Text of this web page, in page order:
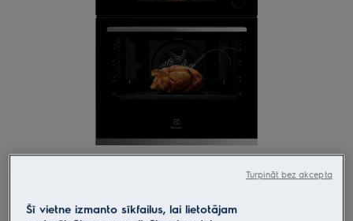
Šī vietne izmanto sīkfailus, lai lietotājam
Turpināt bez akcepta